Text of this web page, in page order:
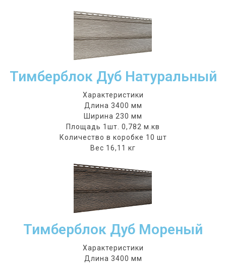
Тимберблок Дуб Натуральный
Характеристики
Длина 3400 мм
Ширина 230 мм
Площадь 1шт. 0,782 м.кв
Количество в коробке 10 шт
Вес 16,11 кг
Тимберблок Дуб Мореный
Характеристики
Длина 3400 мм